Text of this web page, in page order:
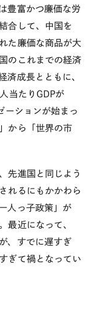
豊富かつ廉価な労
合して、中国を
た廉価な商品が大
のこれまでの経済
済成長とともに、
当たり GDPが
ーションが始まっ
から「世界の市
先進国と同じよう
れるにもかかわら
人っ子政策」が
最近になって、
、すでに遅すぎ
ぎて禍となってい